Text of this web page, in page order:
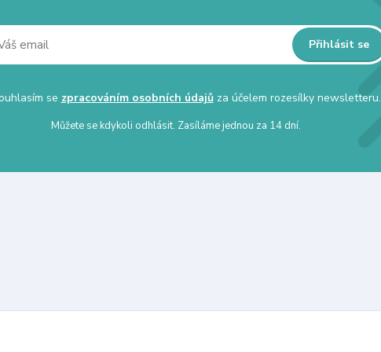
Přihlásit se
se zpracováním osobních údajůza účelem rozesílky newsletteru.
Můžete se kdykoli odhlásit. Zasíláme jednou za 14 dní.